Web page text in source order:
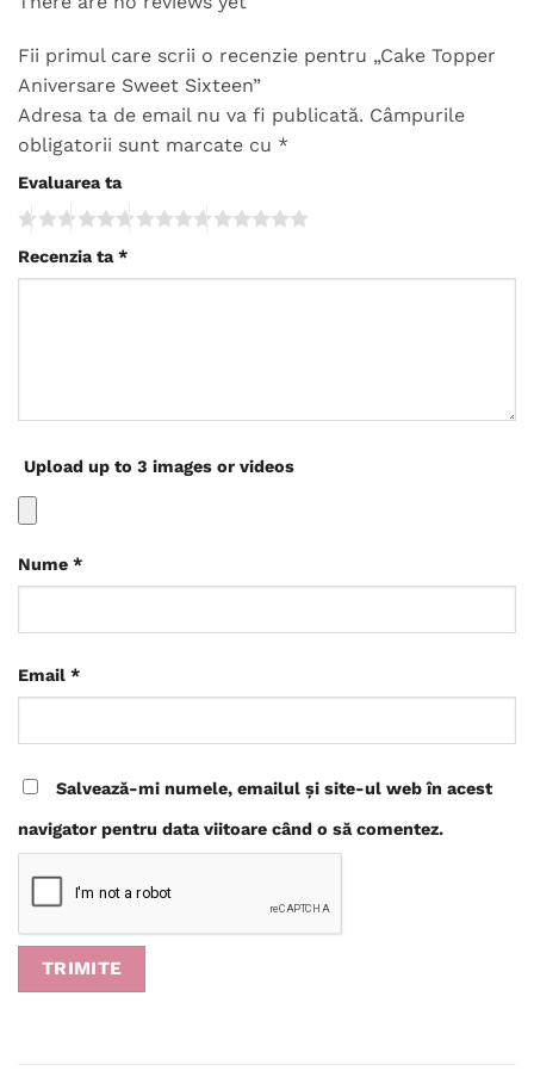
Fii primul care scrii o recenzie pentru „Cake Topper
Aniversare Sweet Sixteen”
Adresa ta de email nu va fi publicată. Câmpurile
obligatorii sunt marcate cu *
Evaluarea ta
Recenzia ta *
Upload up to 3 images or videos
Nume *
Email *
Salvează-mi numele, emailul și site-ul web în acest
navigator pentru data viitoare când o să comentez.